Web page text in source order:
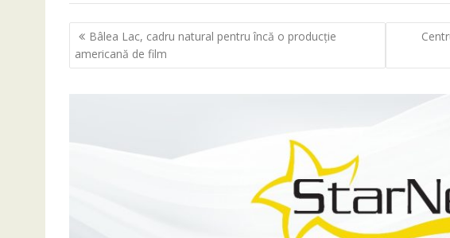
Navigare
în
articole
Bâlea Lac, cadru natural pentru încă o producție
americană de film